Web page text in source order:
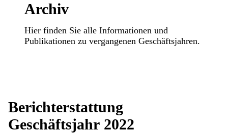
Archiv
Hier finden Sie alle Informationen und
Publikationen zu vergangenen Geschäftsjahren.
Berichterstattung
Geschäftsjahr 2022